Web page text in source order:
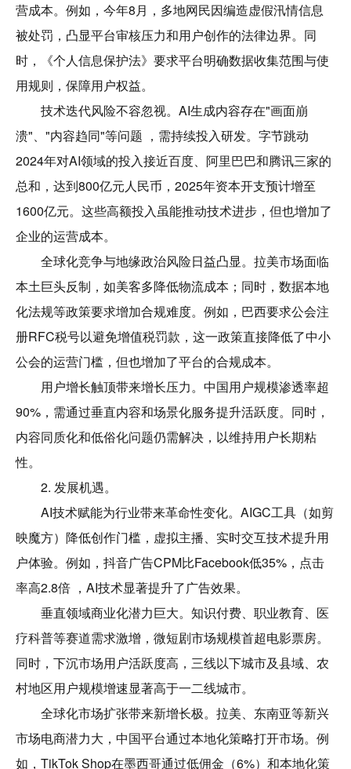
营成本。例如，今年8月，多地网民因编造虚假汛情信息
被处罚，凸显平台审核压力和用户创作的法律边界。同
时，《个人信息保护法》要求平台明确数据收集范围与使
用规则，保障用户权益。
技术迭代风险不容忽视。AI生成内容存在"画面崩
溃"、"内容趋同"等问题 ，需持续投入研发。字节跳动
2024年对AI领域的投入接近百度、阿里巴巴和腾讯三家的
总和，达到800亿元人民币，2025年资本开支预计增至
1600亿元。这些高额投入虽能推动技术进步，但也增加了
企业的运营成本。
全球化竞争与地缘政治风险日益凸显。拉美市场面临
本土巨头反制，如美客多降低物流成本；同时，数据本地
化法规等政策要求增加合规难度。例如，巴西要求公会注
册RFC税号以避免增值税罚款，这一政策直接降低了中小
公会的运营门槛，但也增加了平台的合规成本。
用户增长触顶带来增长压力。中国用户规模渗透率超
90%，需通过垂直内容和场景化服务提升活跃度。同时，
内容同质化和低俗化问题仍需解决，以维持用户长期粘
性。
2. 发展机遇。
AI技术赋能为行业带来革命性变化。AIGC工具（如剪
映魔方）降低创作门槛，虚拟主播、实时交互技术提升用
户体验。例如，抖音广告CPM比Facebook低35%，点击
率高2.8倍 ，AI技术显著提升了广告效果。
垂直领域商业化潜力巨大。知识付费、职业教育、医
疗科普等赛道需求激增，微短剧市场规模首超电影票房。
同时，下沉市场用户活跃度高，三线以下城市及县域、农
村地区用户规模增速显著高于一二线城市。
全球化市场扩张带来新增长极。拉美、东南亚等新兴
市场电商潜力大，中国平台通过本地化策略打开市场。例
如，TikTok Shop在墨西哥通过低佣金（6%）和本地化策